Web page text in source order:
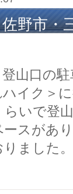
野市・
山口の
ハイク＞
らいで登
ースがあ
りました。